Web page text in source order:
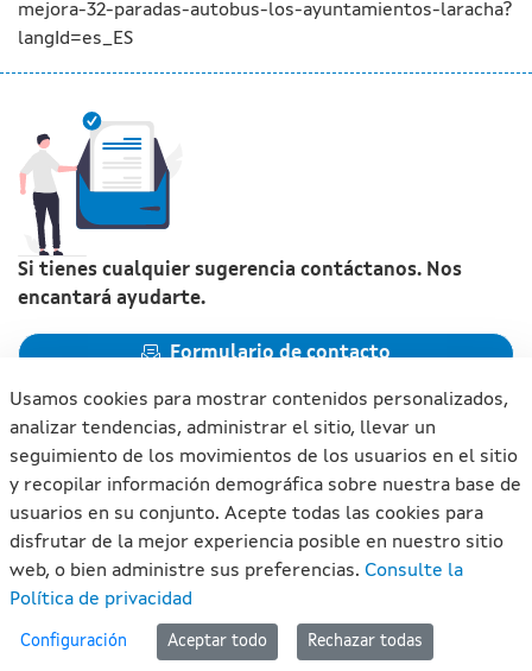
mejora-32-paradas-autobus-los-ayuntamientos-laracha?
langId=es_ES
Si tienes cualquier sugerencia contáctanos. Nos
encantará ayudarte.
Formulario de contacto
Xunta de Galicia. Información mantenida y publicada en
internet por la Xunta de Galicia
Atención a la ciudadanía
Accesibilidad
Usamos cookies para mostrar contenidos personalizados,
analizar tendencias, administrar el sitio, llevar un
seguimiento de los movimientos de los usuarios en el sitio
y recopilar información demográfica sobre nuestra base de
usuarios en su conjunto. Acepte todas las cookies para
disfrutar de la mejor experiencia posible en nuestro sitio
web, o bien administre sus preferencias. Consulte la
Política de privacidad
Configuración Aceptar todo Rechazar todas